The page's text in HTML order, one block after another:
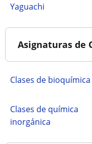
Yaguachi
Asignaturas de
Clases de bioquímica
Clases de química
inorgánica